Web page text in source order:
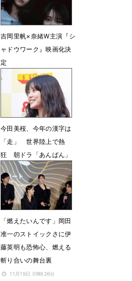
吉岡里帆×奈緒W主演『シ
ャドウワーク』映画化決
定
2月20日 17時00分
今田美桜、今年の漢字は
「走」 世界陸上で熱
狂 朝ドラ「あんぱん」
で走り抜け
12月1日 08時16分
「燃えたいんです」岡田
准一のストイックさに伊
藤英明も恐怖心、燃える
斬り合いの舞台裏
11月19日 09時26分